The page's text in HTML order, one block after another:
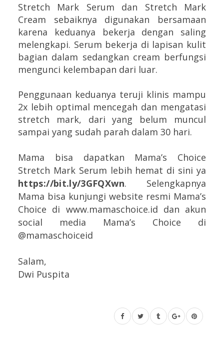
Stretch Mark Serum dan Stretch Mark
Cream sebaiknya digunakan bersamaan
karena keduanya bekerja dengan saling
melengkapi. Serum bekerja di lapisan kulit
bagian dalam sedangkan cream berfungsi
mengunci kelembapan dari luar.
Penggunaan keduanya teruji klinis mampu
2x lebih optimal mencegah dan mengatasi
stretch mark, dari yang belum muncul
sampai yang sudah parah dalam 30 hari.
Mama bisa dapatkan Mama’s Choice
Stretch Mark Serum lebih hemat di sini ya
https://bit.ly/3GFQXwn. Selengkapnya
Mama bisa kunjungi website resmi Mama’s
Choice di www.mamaschoice.id dan akun
social media Mama’s Choice di
@mamaschoiceid
Salam,
Dwi Puspita